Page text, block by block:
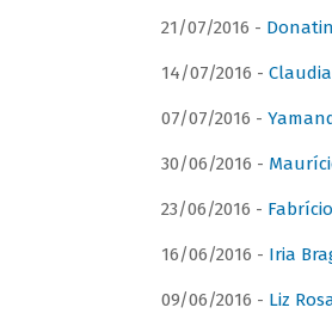
21/07/2016 -
14/07/2016 -
07/07/2016 -
30/06/2016 -
23/06/2016 -
16/06/2016 - Iria
09/06/2016 - Liz